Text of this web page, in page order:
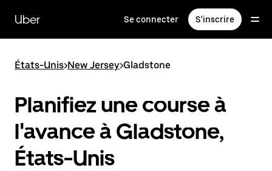
contenu
principal
Uber Se connecter S'inscrire
États-Unis>New Jersey>Gladstone
Planifiez une course à
l'avance à Gladstone,
États-Unis